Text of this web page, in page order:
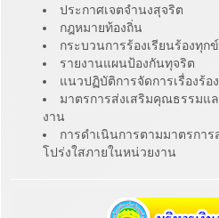
ประกาศเจตจำนงสุจริต
กฎหมายท้องถิ่น
กระบวนการร้องเรียนร้องทุก
รายงานแผนป้องกันทุจริต
แนวปฏิบัติการจัดการเรื่องร้อ
มาตรการส่งเสริมคุณธรรมแ
งาน
การดำเนินการตามมาตรกา
โปร่งใสภายในหน่วยงาน